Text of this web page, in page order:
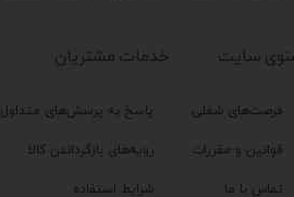
خدمات مشتریان
پاسخ به پرسش‌های متداول
رویه‌های بازگرداندن کالا
شرایط استفاده
سایت
فرصت‌های شغلی
قوانین و مقررات
تماس با ما